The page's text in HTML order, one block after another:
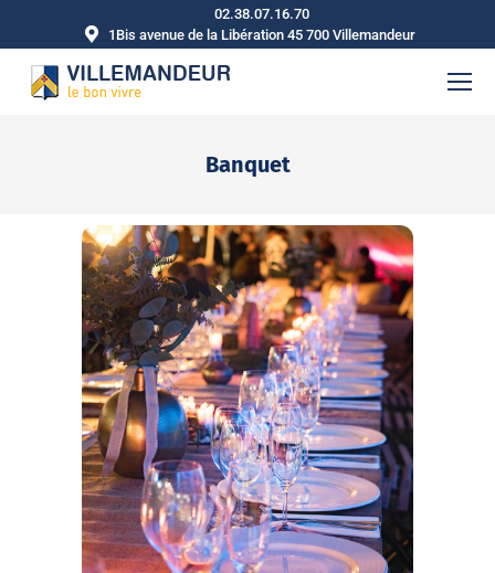
02.38.07.16.70
1Bis avenue de la Libération 45 700 Villemandeur
Banquet